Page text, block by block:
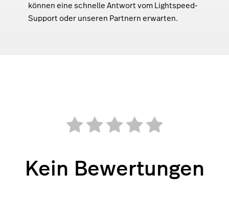
können eine schnelle Antwort vom Lightspeed-
Support oder unseren Partnern erwarten.
Kein Bewertungen